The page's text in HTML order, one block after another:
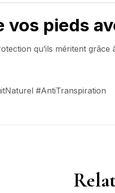
vos pieds
qu’ils méritent
#AntiTranspiration